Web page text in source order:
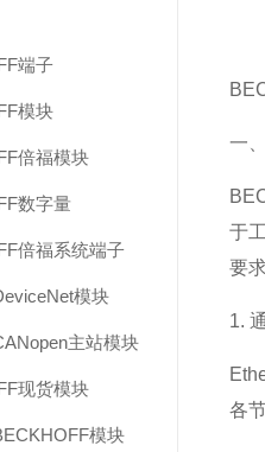
端子
模块
倍福模块
数字量
倍福系统端子
模块
主站模块
现货模块
模块
一
于
要
1.
各